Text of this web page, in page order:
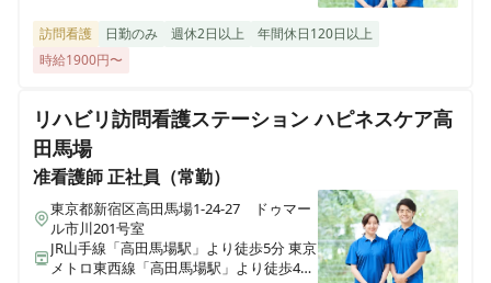
医療施設型ホスピス 医心館鈴鹿
三重県鈴鹿市末広東5番（住所未定）
医療施設型ホスピス 医心館豊中
大阪府豊中市立花町１丁目6-31
医療施設型ホスピス 医心館加須
埼玉県加須市不動岡一丁目（住所未定）
医療施設型ホスピス 医心館ふくにし
徒歩9分
訪問看護 日勤のみ 週休2日以上
年間休日120日以上
時給1900円〜
リハビリ訪問看護ステーション ハピネスケア高
田馬場
准看護師正社員（常勤）
東京都新宿区高田馬場1-24-27 ドゥマー
ル市川201号室
JR山手線「高田馬場駅」より徒歩5分 東京
メトロ東西線「高田馬場駅」より徒歩4分